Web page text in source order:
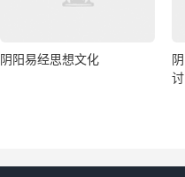
阴阳易经思想文化
讨